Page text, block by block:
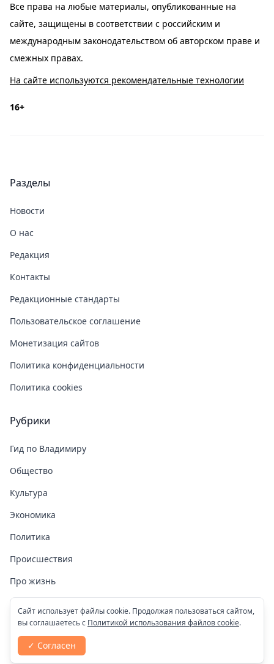
Все права на любые материалы, опубликованные на
сайте, защищены в соответствии с российским и
международным законодательством об авторском праве и
смежных правах.
На сайте используются рекомендательные технологии
16+
Разделы
Новости
О нас
Редакция
Контакты
Редакционные стандарты
Пользовательское соглашение
Монетизация сайтов
Политика конфиденциальности
Политика cookies
Рубрики
Гид по Владимиру
Общество
Культура
Экономика
Политика
Происшествия
Про жизнь
Здоровье
COVID-19
Спорт
Сайт использует файлы cookie. Продолжая пользоваться сайтом,
вы соглашаетесь с Политикой использования файлов cookie.
✓ Согласен